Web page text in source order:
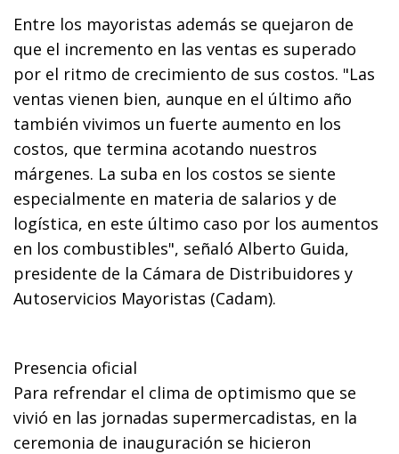
Entre los mayoristas además se quejaron de
que el incremento en las ventas es superado
por el ritmo de crecimiento de sus costos. "Las
ventas vienen bien, aunque en el último año
también vivimos un fuerte aumento en los
costos, que termina acotando nuestros
márgenes. La suba en los costos se siente
especialmente en materia de salarios y de
logística, en este último caso por los aumentos
en los combustibles", señaló Alberto Guida,
presidente de la Cámara de Distribuidores y
Autoservicios Mayoristas (Cadam).
Presencia oficial
Para refrendar el clima de optimismo que se
vivió en las jornadas supermercadistas, en la
ceremonia de inauguración se hicieron